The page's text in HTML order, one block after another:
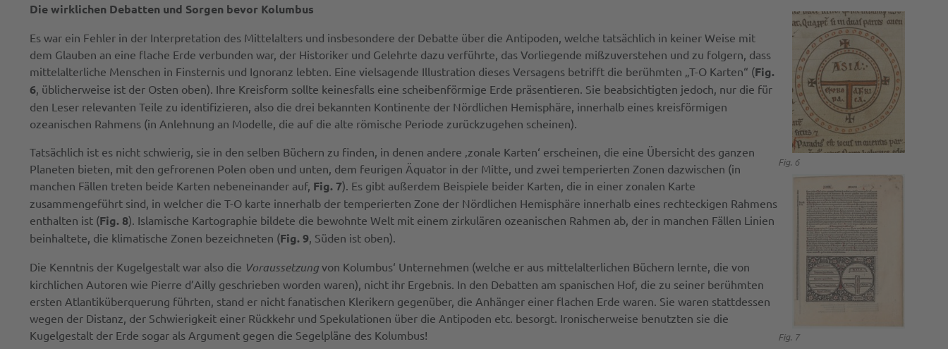
Fig. 6
Fig. 7
Die wirklichen Debatten und Sorgen bevor Kolumbus
Es war ein Fehler in der Interpretation des Mittelalters und insbesondere der Debatte über die Antipoden, welche tatsächlich in keiner Weise mit
dem Glauben an eine flache Erde verbunden war, der Historiker und Gelehrte dazu verführte, das Vorliegende mißzuverstehen und zu folgern, dass
mittelalterliche Menschen in Finsternis und Ignoranz lebten. Eine vielsagende Illustration dieses Versagens betrifft die berühmten „T-O Karten“ (Fig.
6 , üblicherweise ist der Osten oben). Ihre Kreisform sollte keinesfalls eine scheibenförmige Erde präsentieren. Sie beabsichtigten jedoch, nur die für
den Leser relevanten Teile zu identifizieren, also die drei bekannten Kontinente der Nördlichen Hemisphäre, innerhalb eines kreisförmigen
ozeanischen Rahmens (in Anlehnung an Modelle, die auf die alte römische Periode zurückzugehen scheinen).
Tatsächlich ist es nicht schwierig, sie in den selben Büchern zu finden, in denen andere ‚zonale Karten‘ erscheinen, die eine Übersicht des ganzen
Planeten bieten, mit den gefrorenen Polen oben und unten, dem feurigen Äquator in der Mitte, und zwei temperierten Zonen dazwischen (in
manchen Fällen treten beide Karten nebeneinander auf, Fig. 7). Es gibt außerdem Beispiele beider Karten, die in einer zonalen Karte
zusammengeführt sind, in welcher die T-O karte innerhalb der temperierten Zone der Nördlichen Hemisphäre innerhalb eines rechteckigen Rahmens
enthalten ist (Fig. 8). Islamische Kartographie bildete die bewohnte Welt mit einem zirkulären ozeanischen Rahmen ab, der in manchen Fällen Linien
beinhaltete, die klimatische Zonen bezeichneten (Fig. 9 , Süden ist oben).
Die Kenntnis der Kugelgestalt war also die Voraussetzung von Kolumbus‘ Unternehmen (welche er aus mittelalterlichen Büchern lernte, die von
kirchlichen Autoren wie Pierre d’Ailly geschrieben worden waren), nicht ihr Ergebnis. In den Debatten am spanischen Hof, die zu seiner berühmten
ersten Atlantiküberquerung führten, stand er nicht fanatischen Klerikern gegenüber, die Anhänger einer flachen Erde waren. Sie waren stattdessen
wegen der Distanz, der Schwierigkeit einer Rückkehr und Spekulationen über die Antipoden etc. besorgt. Ironischerweise benutzten sie die
Kugelgestalt der Erde sogar als Argument gegen die Segelpläne des Kolumbus!